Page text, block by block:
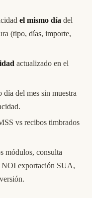
el mismo día del
(tipo, días, importe,
actualizado en el
del mes sin muestra
vs recibos timbrados
módulos, consulta
NOI exportación SUA,